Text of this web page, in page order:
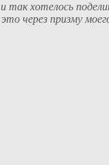
так хотелось
через призму